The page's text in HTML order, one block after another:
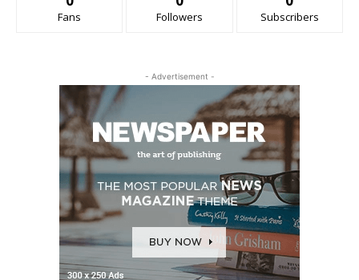
Fans Followers Subscribers
- Advertisement -